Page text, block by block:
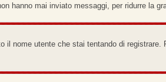
hanno mai inviato messaggi, per ridurre la
nome utente che stai tentando di